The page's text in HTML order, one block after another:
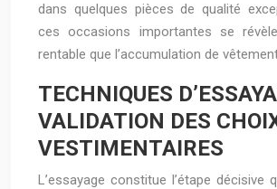
dans quelques pièces de qualité
ces occasions importantes se
rentable que l’accumulation de
TECHNIQUES
VALIDATION DES
VESTIMENTAIRES
L’essayage constitue l’étape décisive